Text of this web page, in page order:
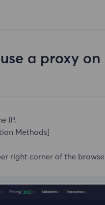
a proxy on
IP.
Methods]
right corner of the